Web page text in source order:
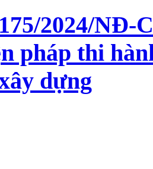
2024/NĐ-
pháp thi
dựng